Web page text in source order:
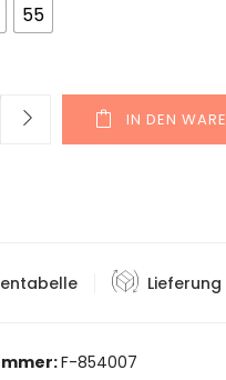
55
IN DEN
F-854007